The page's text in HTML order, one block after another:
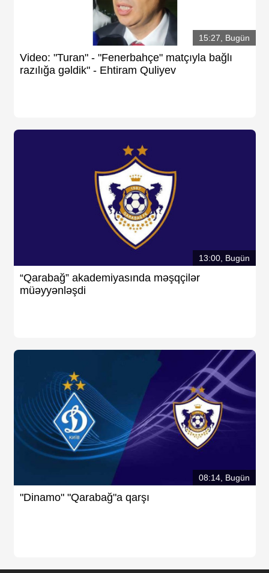
15:27, Bugün
Video: "Turan" - "Fenerbahçe" matçıyla bağlı
razılığa gəldik" - Ehtiram Quliyev
13:00, Bugün
“Qarabağ” akademiyasında məşqçilər
müəyyənləşdi
08:14, Bugün
"Dinamo" "Qarabağ"a qarşı